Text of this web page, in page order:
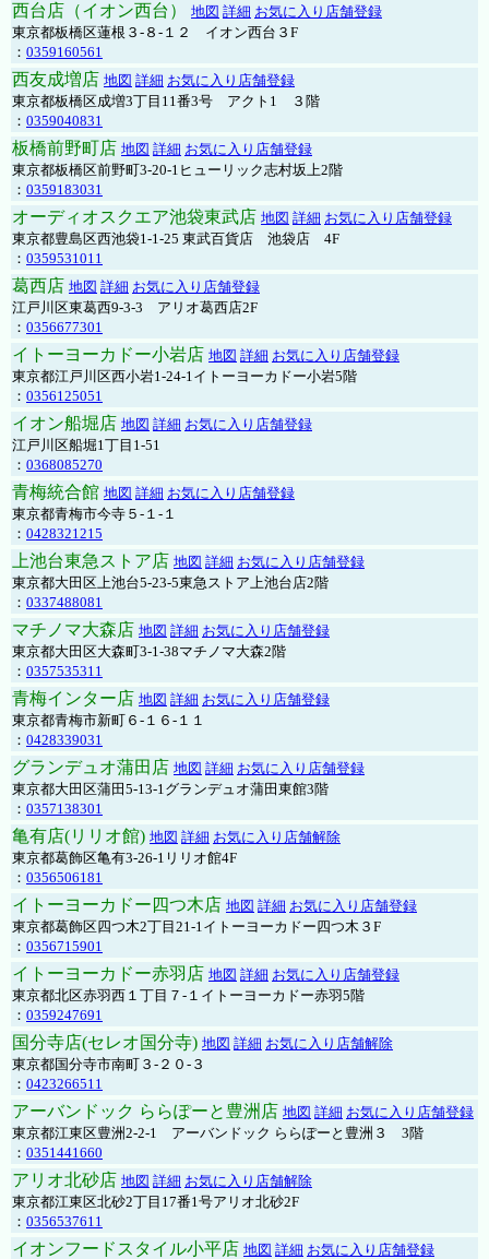
西台店（イオン西台） 地図 詳細 お気に入り店舗登録
東京都板橋区蓮根３-８-１２ イオン西台３F
： 0359160561
西友成増店 地図 詳細 お気に入り店舗登録
東京都板橋区成増3丁目11番3号 アクト1 ３階
： 0359040831
板橋前野町店 地図 詳細 お気に入り店舗登録
東京都板橋区前野町3-20-1ヒューリック志村坂上2階
： 0359183031
オーディオスクエア池袋東武店 地図 詳細 お気に入り店舗登録
東京都豊島区西池袋1-1-25 東武百貨店 池袋店 4F
： 0359531011
葛西店 地図 詳細 お気に入り店舗登録
江戸川区東葛西9-3-3 アリオ葛西店2F
： 0356677301
イトーヨーカドー小岩店 地図 詳細 お気に入り店舗登録
東京都江戸川区西小岩1-24-1イトーヨーカドー小岩5階
： 0356125051
イオン船堀店 地図 詳細 お気に入り店舗登録
江戸川区船堀1丁目1-51
： 0368085270
青梅統合館 地図 詳細 お気に入り店舗登録
東京都青梅市今寺５-１-１
： 0428321215
上池台東急ストア店 地図 詳細 お気に入り店舗登録
東京都大田区上池台5-23-5東急ストア上池台店2階
： 0337488081
マチノマ大森店 地図 詳細 お気に入り店舗登録
東京都大田区大森町3-1-38マチノマ大森2階
： 0357535311
青梅インター店 地図 詳細 お気に入り店舗登録
東京都青梅市新町６-１６-１１
： 0428339031
グランデュオ蒲田店 地図 詳細 お気に入り店舗登録
東京都大田区蒲田5-13-1グランデュオ蒲田東館3階
： 0357138301
亀有店(リリオ館) 地図 詳細 お気に入り店舗解除
東京都葛飾区亀有3-26-1リリオ館4F
： 0356506181
イトーヨーカドー四つ木店 地図 詳細 お気に入り店舗登録
東京都葛飾区四つ木2丁目21-1イトーヨーカドー四つ木３F
： 0356715901
イトーヨーカドー赤羽店 地図 詳細 お気に入り店舗登録
東京都北区赤羽西１丁目７-１イトーヨーカドー赤羽5階
： 0359247691
国分寺店(セレオ国分寺) 地図 詳細 お気に入り店舗解除
東京都国分寺市南町３-２０-３
： 0423266511
アーバンドック ららぽーと豊洲店 地図 詳細 お気に入り店舗登録
東京都江東区豊洲2-2-1 アーバンドック ららぽーと豊洲３ 3階
： 0351441660
アリオ北砂店 地図 詳細 お気に入り店舗解除
東京都江東区北砂2丁目17番1号アリオ北砂2F
： 0356537611
イオンフードスタイル小平店 地図 詳細 お気に入り店舗登録